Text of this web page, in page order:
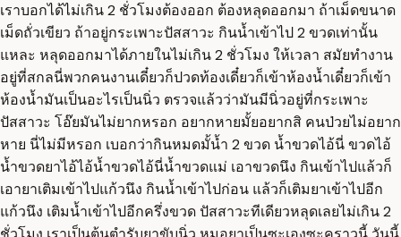
เราบอกได้ไม่เกิน 2 ชั่วโมงต้องออก ต้องหลุดออกมา ถ้าเม็ดขนาด
เม็ดถั่วเขียว ถ้าอยู่กระเพาะปัสสาวะ กินน้ำเข้าไป 2 ขวดเท่านั้น
แหละ หลุดออกมาได้ภายในไม่เกิน 2 ชั่วโมง ให้เวลา สมัยทำงาน
อยู่ที่สกลนี่พวกคนงานเดี๋ยวก็ปวดท้องเดี๋ยวก็เข้าห้องน้ำเดี๋ยวก็เข้า
ห้องน้ำมันเป็นอะไรเป็นนิ่ว ตรวจแล้วว่ามันมีนิ่วอยู่ที่กระเพาะ
ปัสสาวะ โอ๊ยมันไม่ยากหรอก อยากหายมั้ยอยากสิ คนป่วยไม่อยาก
หาย นี่ไม่มีหรอก เบอกว่ากินหมดมั้น้ำ 2 ขวด น้ำขวดไอ้นี่ ขวดไอ้
น้ำขวดยาไอ้ไอ้น้ำขวดไอ้นี่น้ำขวดแม่ เอาขวดนึง กินเข้าไปแล้วก็
เอายาเติมเข้าไปแก้วนึง กินน้ำเข้าไปก่อน แล้วก็เติมยาเข้าไปอีก
แก้วนึง เติมน้ำเข้าไปอีกครึ่งขวด ปัสสาวะทีเดียวหลุดเลยไม่เกิน 2